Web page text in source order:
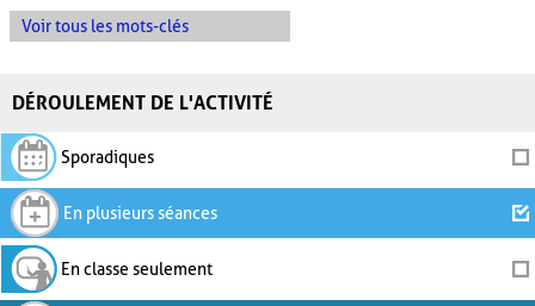
Voir tous les mots-clés
DÉROULEMENT DE L'ACTIVITÉ
Sporadiques
En plusieurs séances
En classe seulement